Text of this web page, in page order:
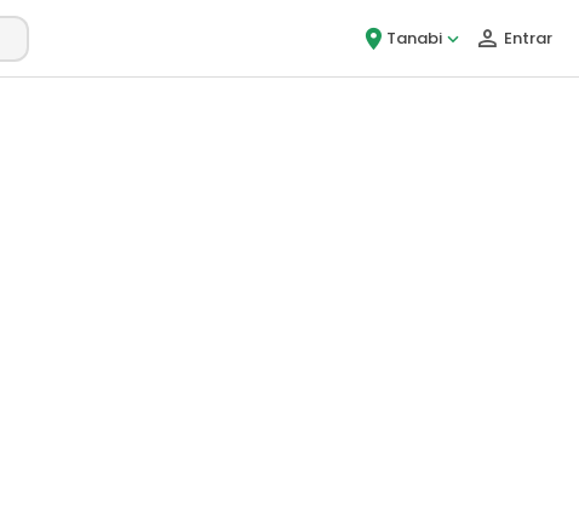
Tanabi Entrar